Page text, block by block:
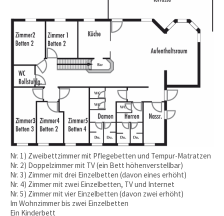
Nr. 1) Zweibettzimmer mit Pflegebetten und Tempur-Matratzen
Nr. 2) Doppelzimmer mit TV (ein Bett höhenverstellbar)
Nr. 3) Zimmer mit drei Einzelbetten (davon eines erhöht)
Nr. 4) Zimmer mit zwei Einzelbetten, TV und Internet
Nr. 5) Zimmer mit vier Einzelbetten (davon zwei erhöht)
Im Wohnzimmer bis zwei Einzelbetten
Ein Kinderbett